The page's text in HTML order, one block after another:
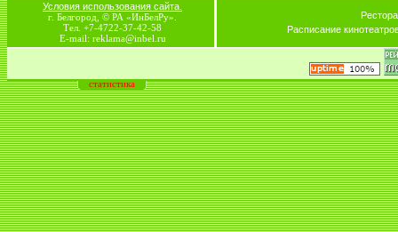
Условия использования сайта.
г. Белгород, © РА «ИнБелРу».
Тел. +7-4722-37-42-58
E-mail: reklama@inbel.ru
Расписание
статистика